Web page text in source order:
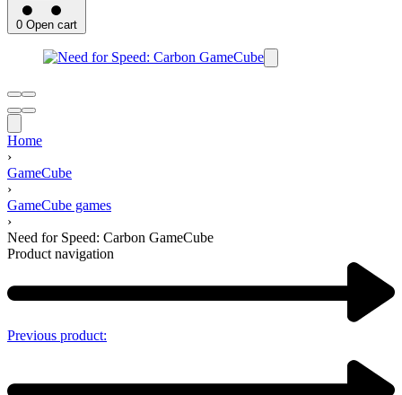
0 Open cart
Home
›
GameCube
›
GameCube games
›
Need for Speed: Carbon GameCube
Product navigation
Previous product: